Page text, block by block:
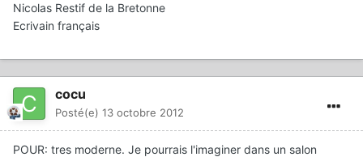
Nicolas Restif de la Bretonne
Ecrivain français
cocu
Posté(e) 13 octobre 2012
POUR: tres moderne. Je pourrais l'imaginer dans un salon